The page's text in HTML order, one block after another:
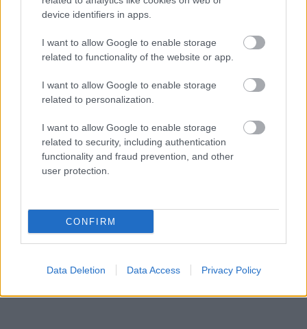
device identifiers in apps.
I want to allow Google to enable storage
related to functionality of the website or app.
I want to allow Google to enable storage
related to personalization.
I want to allow Google to enable storage
related to security, including authentication
functionality and fraud prevention, and other
user protection.
CONFIRM
Data Deletion Data Access Privacy Policy
ΑΣΕΠ: Οι τρεις επικρατέστεροι
Εθνική Σύνταξη 2026: Στα 446,87 ευρώ
το πλήρες ποσό